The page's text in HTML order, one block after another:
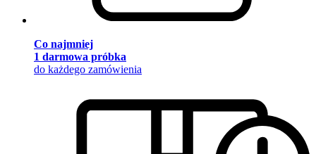
Co najmniej
1 darmowa próbka
do każdego zamówienia